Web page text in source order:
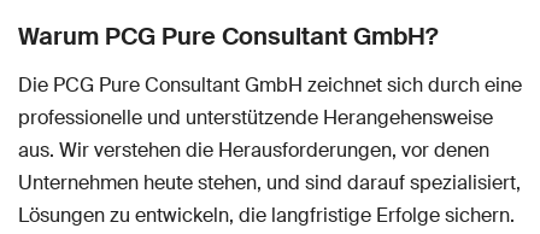
Warum PCG Pure Consultant GmbH?
Die PCG Pure Consultant GmbH zeichnet sich durch eine
professionelle und unterstützende Herangehensweise
aus. Wir verstehen die Herausforderungen, vor denen
Unternehmen heute stehen, und sind darauf spezialisiert,
Lösungen zu entwickeln, die langfristige Erfolge sichern.